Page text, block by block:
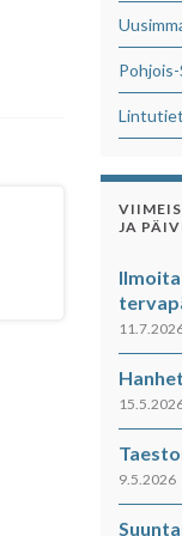
JA
Hanhet
9.5.2026